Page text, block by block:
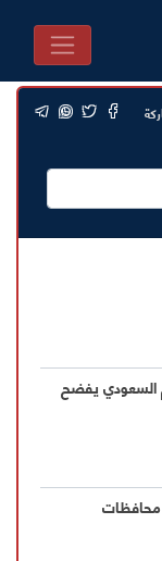
السعودي يفضح
محافظات